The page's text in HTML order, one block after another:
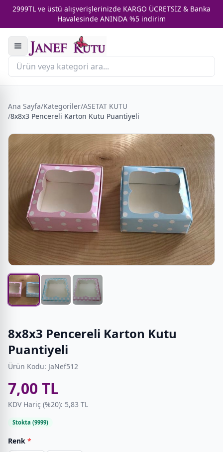
2999TL ve üstü alışverişlerinizde KARGO ÜCRETSİZ & Banka
Havalesinde ANINDA %5 indirim
Ana Sayfa/Kategoriler/ASETAT KUTU
/8x8x3 Pencereli Karton Kutu Puantiyeli
8x8x3 Pencereli Karton Kutu
Puantiyeli
Ürün Kodu: JaNef512
7,00 TL
KDV Hariç (%20): 5,83 TL
Stokta (9999)
Renk *